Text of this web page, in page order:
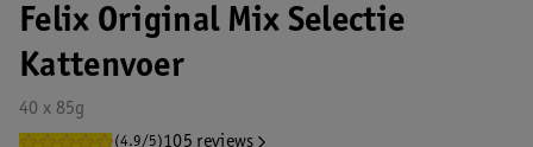
Felix Original Mix Selectie
Kattenvoer
40 x 85g
(4.9/5)105 reviews